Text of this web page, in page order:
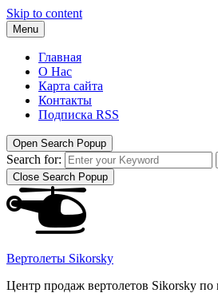
Skip to content
Menu
Главная
О Нас
Карта сайта
Контакты
Подписка RSS
Open Search Popup
Search for:
Close Search Popup
Вертолеты Sikorsky
Центр продаж вертолетов Sikorsky по